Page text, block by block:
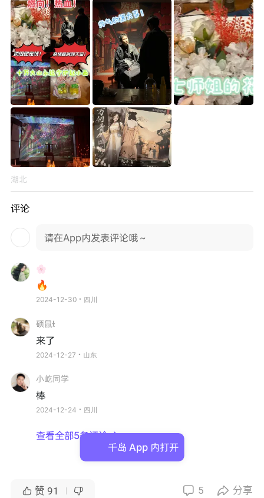
湖北
评论
请在App内发表评论哦～
🌸
🔥
2024-12-30・四川
硕鼠
来了
2024-12-27・山东
小屹同学
棒
2024-12-24・四川
查看全部5条评论 
 赞 91   5  分享
千岛 App 内打开